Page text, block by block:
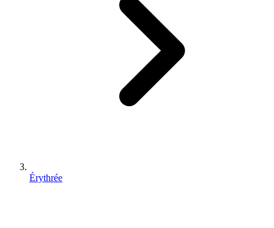
Érythrée